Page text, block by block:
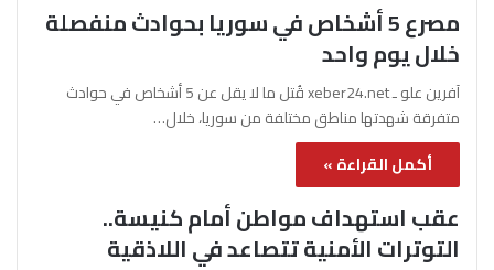
مصرع 5 أشخاص في سوريا بحوادث منفصلة
خلال يوم واحد
آفرين علو ـ xeber24.net قُتل ما لا يقل عن 5 أشخاص في حوادث
متفرقة شهدتها مناطق مختلفة من سوريا، خلال…
أكمل القراءة »
عقب استهداف مواطن أمام كنيسة..
التوترات الأمنية تتصاعد في اللاذقية